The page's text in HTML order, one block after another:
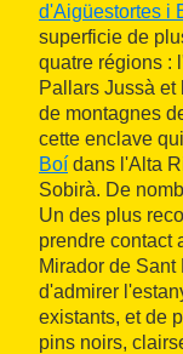
d'Aigüestortes i
superficie de
quatre régions :
Pallars Jussà
de montagnes
cette enclave
Boí dans l'Alta
Sobirà. De
Un des plus
prendre contact
Mirador de Sant
d'admirer
existants, et de
pins noirs,